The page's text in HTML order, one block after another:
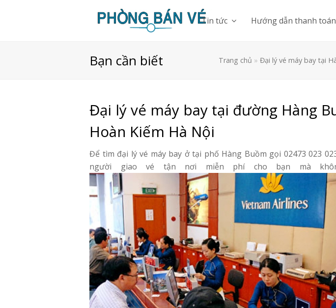
Tin tức Hướng dẫn thanh toán
Bạn cần biết Trang chủ » Đại lý vé máy bay tại
Đại lý vé máy bay tại đường Hàng
Hoàn Kiếm Hà Nội
Để tìm đại lý vé máy bay ở tại phố Hàng Buồm gọi 02473 023
người giao vé tận nơi miễn phí cho bạn mà